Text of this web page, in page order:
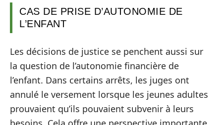
CAS DE PRISE D’AUTONOMIE DE
L’ENFANT
Les décisions de justice se penchent aussi sur
la question de l’autonomie financière de
l’enfant. Dans certains arrêts, les juges ont
annulé le versement lorsque les jeunes adultes
prouvaient qu’ils pouvaient subvenir à leurs